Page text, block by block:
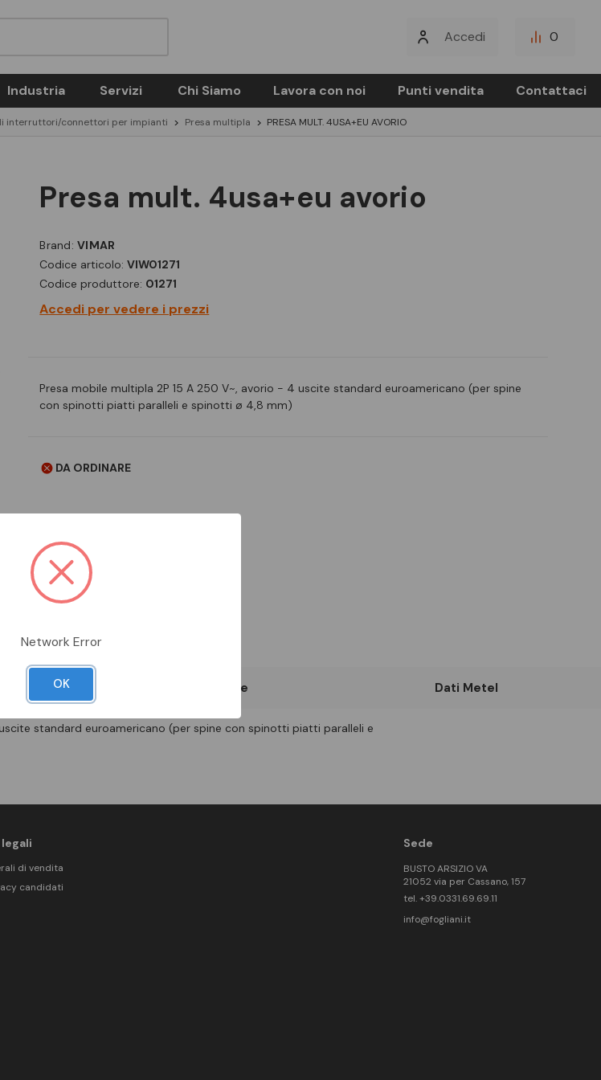
Accedi 0
Industria Servizi Chi Siamo Lavora con noi Punti vendita Contattaci
interruttori/connettori per impianti Presa multipla PRESA MULT. 4USA+EU AVORIO
presa mult. 4usa+eu avorio
Brand:VIMAR
Codice articolo:VIW01271
Codice produttore: 01271
Accedi per vedere i prezzi
Presa mobile multipla 2P 15 A 250 V~, avorio - 4 uscite standard euroamericano (per spine
con spinotti piatti paralleli e spinotti ø 4,8 mm)
DA ORDINARE
Documentazione Dati Metel
standard euroamericano (per spine con spinotti piatti paralleli e
di vendita
candidati
Sede
BUSTO ARSIZIO VA
21052 via per Cassano, 157
tel. +39.0331.69.69.11
info@fogliani.it
Network Error
OK